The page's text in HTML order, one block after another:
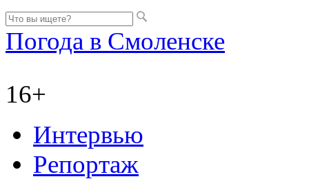
Погода в Смоленске
16+
Интервью
Репортаж